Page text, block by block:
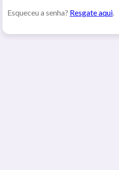
Esqueceu a senha? Resgate aqui.